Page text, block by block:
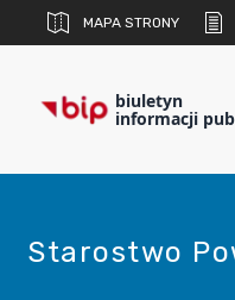
MAPA STRONY
biuletyn
informacji
Starostwo